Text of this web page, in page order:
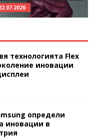
технологията Flex
иновации
определи
иновации в